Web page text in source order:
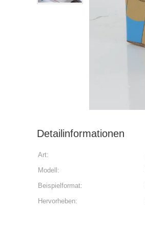
Detailinformationen
Art:
Modell:
Beispielformat:
Hervorheben: